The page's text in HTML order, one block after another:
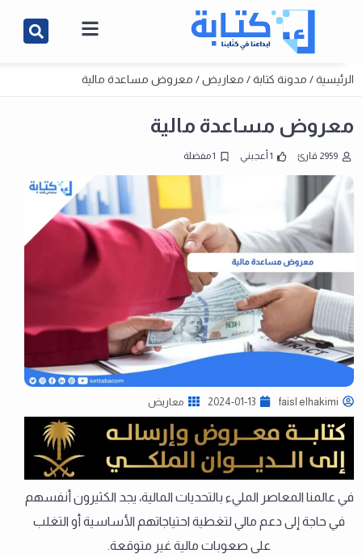
الرئيسية/ مدونة كتابة/ معاريض/ معروض مساعدة مالية
معروض مساعدة مالية
2959 قارئ 1 أعجبني 1 مفضلة
faisl elhakimi
2024-01-13 معاريض
في عالمنا المعاصر المليء بالتحديات المالية، يجد الكثيرون أنفسهم
في حاجة إلى دعم مالي لتغطية احتياجاتهم الأساسية أو التغلب
على صعوبات مالية غير متوقعة.